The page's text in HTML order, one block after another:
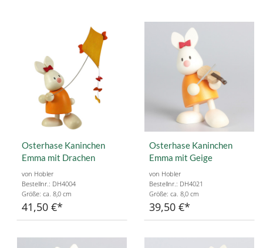
Osterhase Kaninchen
Emma mit Drachen
von Hobler
Bestellnr.: DH4004
Größe: ca. 8,0 cm
41,50 €
Osterhase Kaninchen
Emma mit Geige
von Hobler
Bestellnr.: DH4021
Größe: ca. 8,0 cm
39,50 €